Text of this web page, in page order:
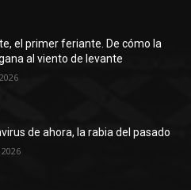
el primer feriante. De cómo la
al viento de levante
de ahora, la rabia del pasado